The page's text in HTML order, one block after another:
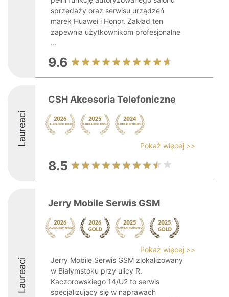
sprzedaży oraz serwisu urządzeń
marek Huawei i Honor. Zakład ten
zapewnia użytkownikom profesjonalne
...
9.6
Laureaci
CSH Akcesoria Telefoniczne
Pokaż więcej >>
8.5
Laureaci
Jerry Mobile Serwis GSM
Pokaż więcej >>
Jerry Mobile Serwis GSM zlokalizowany
w Białymstoku przy ulicy R.
Kaczorowskiego 14/U2 to serwis
specjalizujący się w naprawach